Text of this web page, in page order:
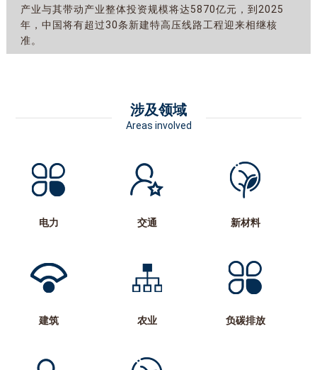
产业与其带动产业整体投资规模将达5870亿元，到2025
年，中国将有超过30条新建特高压线路工程迎来相继核
准。
涉及领域
Areas involved
电力 交通 新材料
建筑 农业 负碳排放